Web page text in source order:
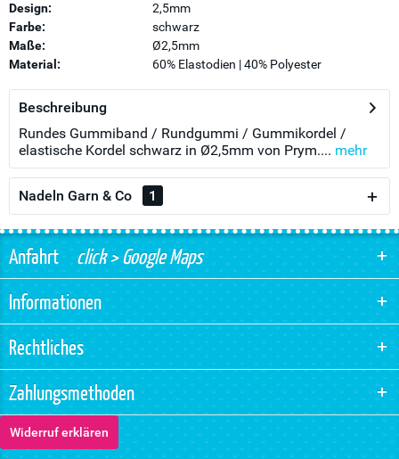
Design:
2,5mm
Farbe:
schwarz
Maße:
Ø2,5mm
Material:
60% Elastodien | 40% Polyester
Beschreibung
Rundes Gummiband / Rundgummi / Gummikordel /
elastische Kordel schwarz in Ø2,5mm von Prym.... mehr
Nadeln Garn & Co 1
Anfahrtclick > Google Maps
Informationen
Rechtliches
Zahlungsmethoden
Widerruf erklären